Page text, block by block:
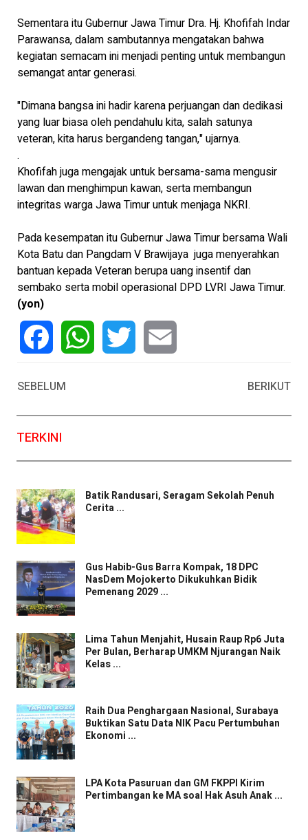
Sementara itu Gubernur Jawa Timur Dra. Hj. Khofifah Indar
Parawansa, dalam sambutannya mengatakan bahwa
kegiatan semacam ini menjadi penting untuk membangun
semangat antar generasi.
"Dimana bangsa ini hadir karena perjuangan dan dedikasi
yang luar biasa oleh pendahulu kita, salah satunya
veteran, kita harus bergandeng tangan," ujarnya.
.
Khofifah juga mengajak untuk bersama-sama mengusir
lawan dan menghimpun kawan, serta membangun
integritas warga Jawa Timur untuk menjaga NKRI.
Pada kesempatan itu Gubernur Jawa Timur bersama Wali
Kota Batu dan Pangdam V Brawijaya juga menyerahkan
bantuan kepada Veteran berupa uang insentif dan
sembako serta mobil operasional DPD LVRI Jawa Timur.
(yon)
SEBELUM
BERIKUT
TERKINI
Batik Randusari, Seragam Sekolah Penuh
Cerita ...
Gus Habib-Gus Barra Kompak, 18 DPC
NasDem Mojokerto Dikukuhkan Bidik
Pemenang 2029 ...
Lima Tahun Menjahit, Husain Raup Rp6 Juta
Per Bulan, Berharap UMKM Njurangan Naik
Kelas ...
Raih Dua Penghargaan Nasional, Surabaya
Buktikan Satu Data NIK Pacu Pertumbuhan
Ekonomi ...
LPA Kota Pasuruan dan GM FKPPI Kirim
Pertimbangan ke MA soal Hak Asuh Anak ...